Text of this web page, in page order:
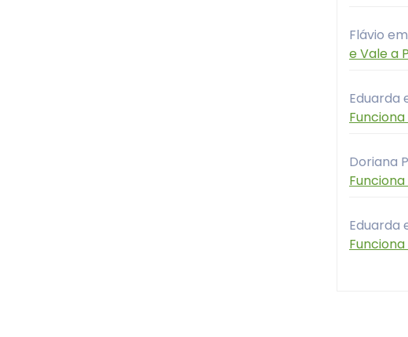
Flávio em
e Vale a
Eduarda
Doriana
Eduarda